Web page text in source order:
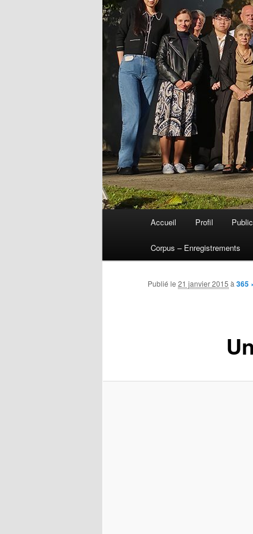
Aller
au
contenu
Accueil Profil
Corpus – Enregistrements
Publié le 21 janvier 2015 à365